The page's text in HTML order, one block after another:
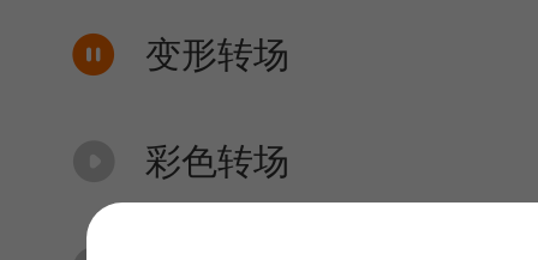
变形转场
彩色转场